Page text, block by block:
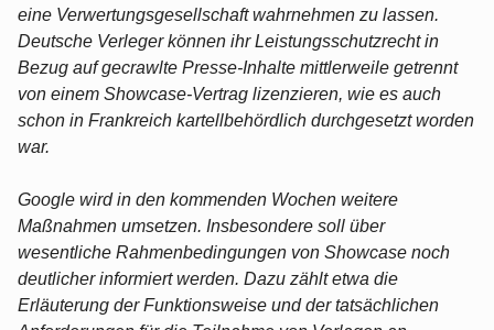
eine Verwertungsgesellschaft wahrnehmen zu lassen.
Deutsche Verleger können ihr Leistungsschutzrecht in
Bezug auf gecrawlte Presse-Inhalte mittlerweile getrennt
von einem Showcase-Vertrag lizenzieren, wie es auch
schon in Frankreich kartellbehördlich durchgesetzt worden
war.
Google wird in den kommenden Wochen weitere
Maßnahmen umsetzen. Insbesondere soll über
wesentliche Rahmenbedingungen von Showcase noch
deutlicher informiert werden. Dazu zählt etwa die
Erläuterung der Funktionsweise und der tatsächlichen